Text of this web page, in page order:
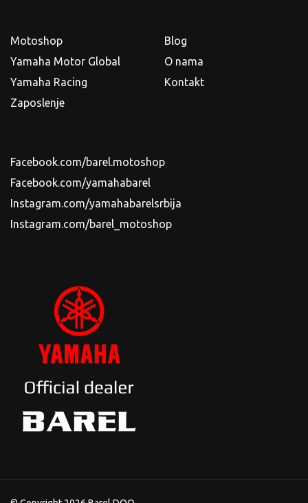
Motoshop
Yamaha Motor Global
Yamaha Racing
Zaposlenje
Blog
O nama
Kontakt
Facebook.com/barel.motoshop
Facebook.com/yamahabarel
Instagram.com/yamahabarelsrbija
Instagram.com/barel_motoshop